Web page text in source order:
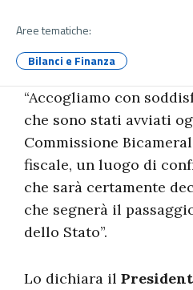
Aree tematiche:
Bilanci e Finanza
“Accogliamo con
che sono stati avviati
Commissione
fiscale, un luogo di
che sarà certamente
che segnerà il
dello Stato”.
Lo dichiara il